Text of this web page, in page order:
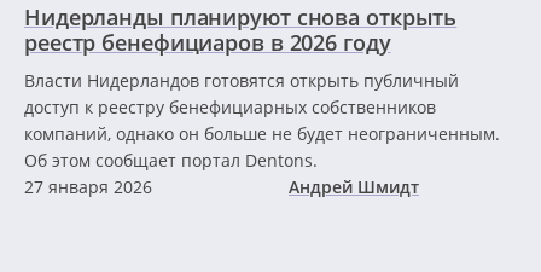
Нидерланды планируют снова открыть
реестр бенефициаров в 2026 году
Власти Нидерландов готовятся открыть публичный
доступ к реестру бенефициарных собственников
компаний, однако он больше не будет неограниченным.
Об этом сообщает портал Dentons.
27 января 2026
Андрей Шмидт